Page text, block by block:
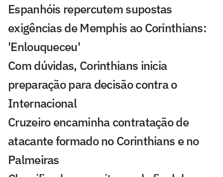
Espanhóis repercutem supostas
exigências de Memphis ao Corinthians:
'Enlouqueceu'
Com dúvidas, Corinthians inicia
preparação para decisão contra o
Internacional
Cruzeiro encaminha contratação de
atacante formado no Corinthians e no
Palmeiras